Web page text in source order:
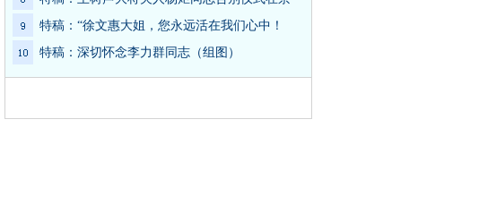
特稿：“徐文惠大姐，您永远活在我们心中！
特稿：深切怀念李力群同志（组图）